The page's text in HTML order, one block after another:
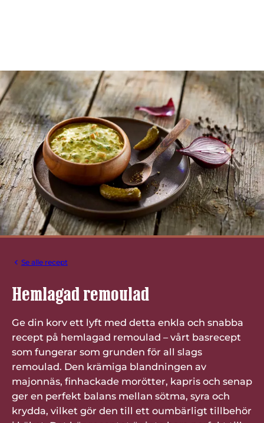
Se alle recept
Hemlagad remoulad
Ge din korv ett lyft med detta enkla och snabba
recept på hemlagad remoulad – vårt basrecept
som fungerar som grunden för all slags
remoulad. Den krämiga blandningen av
majonnäs, finhackade morötter, kapris och senap
ger en perfekt balans mellan sötma, syra och
krydda, vilket gör den till ett oumbärligt tillbehör